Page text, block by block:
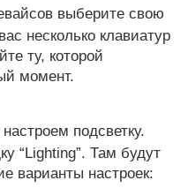
выберите свою
несколько клавиатур
ту, которой
момент.
подсветку.
“Lighting”. Там будут
варианты настроек: